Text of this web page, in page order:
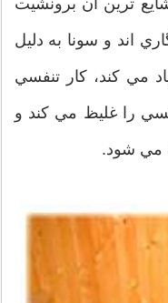
‌اند و سونا به دليل
مي ‌كند، كار تنفسي
را غليظ مي‌ كند و
مي ‌شود.